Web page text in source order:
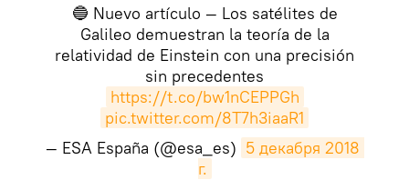
🔵 Nuevo artículo — Los satélites de
Galileo demuestran la teoría de la
relatividad de Einstein con una precisión
sin precedentes
https://t.co/bw1nCEPPGh
pic.twitter.com/8T7h3iaaR1
— ESA España (@esa_es) 5 декабря 2018
г.